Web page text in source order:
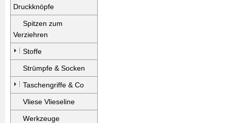
Druckknöpfe
Spitzen zum
Verziehren
Stoffe
Strümpfe & Socken
Taschengriffe & Co
Vliese Vlieseline
Werkzeuge